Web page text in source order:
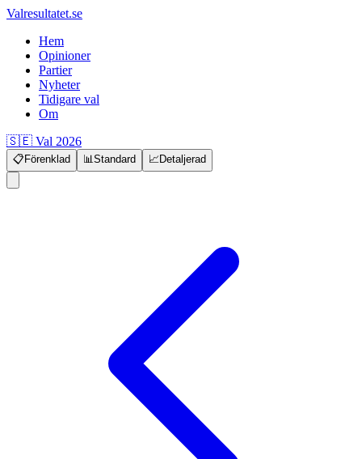
Valresultatet.se
Hem
Opinioner
Partier
Nyheter
Tidigare val
Om
🇸🇪 Val 2026
📋 Förenklad 📊Standard 📈Detaljerad